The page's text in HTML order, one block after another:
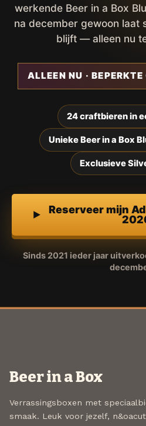
werkende Beer in a Box
na december gewoon laat
blijft — alleen nu
ALLEEN NU ·
24 craftbieren in
Unieke Beer in a Box
Exclusieve
Reserveer mijn
Sinds 2021 ieder jaar
Beer in a Box
Verrassingsboxen met
smaak. Leuk voor jezelf,